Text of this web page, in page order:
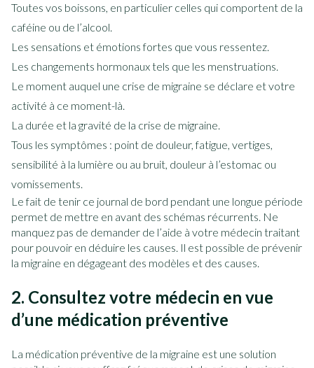
Toutes vos boissons, en particulier celles qui comportent de la
caféine ou de l’alcool.
Les sensations et émotions fortes que vous ressentez.
Les changements hormonaux tels que les menstruations.
Le moment auquel une crise de migraine se déclare et votre
activité à ce moment-là.
La durée et la gravité de la crise de migraine.
Tous les symptômes : point de douleur, fatigue, vertiges,
sensibilité à la lumière ou au bruit, douleur à l’estomac ou
vomissements.
Le fait de tenir ce journal de bord pendant une longue période
permet de mettre en avant des schémas récurrents. Ne
manquez pas de demander de l’aide à votre médecin traitant
pour pouvoir en déduire les causes. Il est possible de prévenir
la migraine en dégageant des modèles et des causes.
2. Consultez votre médecin en vue
d’une médication préventive
La médication préventive de la migraine est une solution